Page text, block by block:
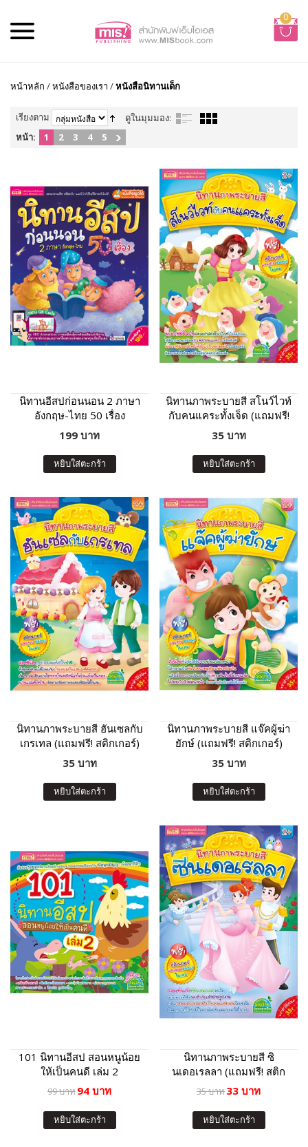
0
หน้าหลัก /หนังสือของเรา /หนังสือนิทานเด็ก
เรียงตาม
ดูในมุมมอง:
หน้า:
1 2 3 4 5
นิทานอีสปก่อนนอน 2 ภาษา
อังกฤษ-ไทย 50 เรื่อง
199 บาท
หยิบใส่ตะกร้า
นิทานภาพระบายสี สโนว์ไวท์
กับคนแคระทั้งเจ็ด (แถมฟรี!
สติกเกอร์)
35 บาท
หยิบใส่ตะกร้า
นิทานภาพระบายสี ฮันเซลกับ
เกรเทล (แถมฟรี! สติกเกอร์)
35 บาท
หยิบใส่ตะกร้า
นิทานภาพระบายสี แจ๊คผู้ฆ่า
ยักษ์ (แถมฟรี! สติกเกอร์)
35 บาท
หยิบใส่ตะกร้า
101 นิทานอีสป สอนหนูน้อย
ให้เป็นคนดี เล่ม 2
99 บาท94 บาท
หยิบใส่ตะกร้า
นิทานภาพระบายสี ซิ
นเดอเรลลา (แถมฟรี! สติก
เกอร์)
35 บาท33 บาท
หยิบใส่ตะกร้า